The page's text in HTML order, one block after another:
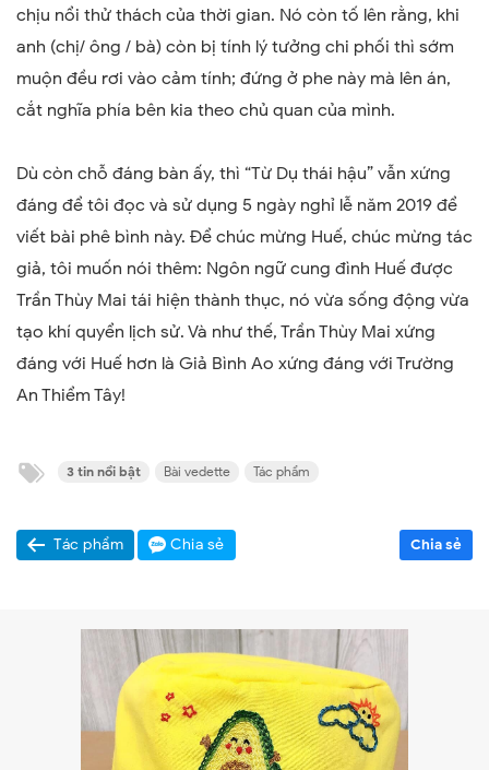
chịu nổi thử thách của thời gian. Nó còn tố lên rằng, khi
anh (chị/ ông / bà) còn bị tính lý tưởng chi phối thì sớm
muộn đều rơi vào cảm tính; đứng ở phe này mà lên án,
cắt nghĩa phía bên kia theo chủ quan của mình.
Dù còn chỗ đáng bàn ấy, thì “Từ Dụ thái hậu” vẫn xứng
đáng để tôi đọc và sử dụng 5 ngày nghỉ lễ năm 2019 để
viết bài phê bình này. Để chúc mừng Huế, chúc mừng tác
giả, tôi muốn nói thêm: Ngôn ngữ cung đình Huế được
Trần Thùy Mai tái hiện thành thục, nó vừa sống động vừa
tạo khí quyển lịch sử. Và như thế, Trần Thùy Mai xứng
đáng với Huế hơn là Giả Bình Ao xứng đáng với Trường
An Thiểm Tây!
3 tin nổi bật Bài vedette Tác phẩm
Tác phẩm Chia sẻ Chia sẻ